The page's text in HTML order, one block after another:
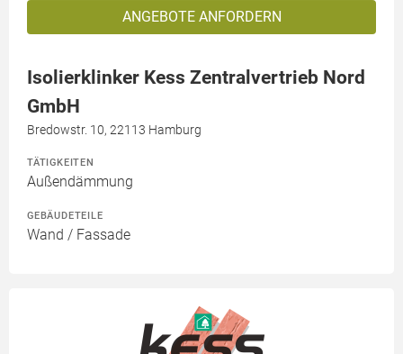
ANGEBOTE ANFORDERN
Isolierklinker Kess Zentralvertrieb Nord
GmbH
Bredowstr. 10, 22113 Hamburg
TÄTIGKEITEN
Außendämmung
GEBÄUDETEILE
Wand / Fassade